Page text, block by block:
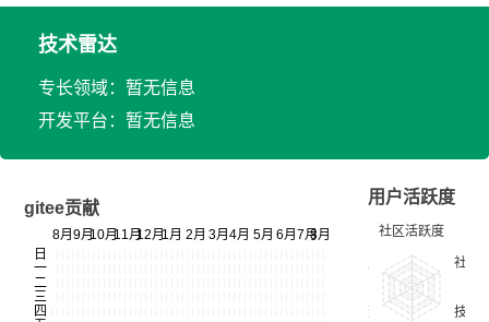
技术雷达
专长领域：暂无信息
开发平台：暂无信息
gitee贡献
用户活跃度